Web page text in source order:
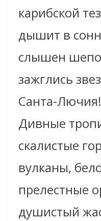
карибской
дышит в
слышен
зажглись
Санта-
Дивные
скалистые
вулканы,
прелестные
душистый